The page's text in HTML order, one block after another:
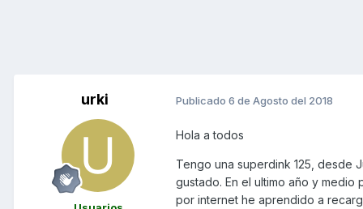
urki Publicado 6 de Agosto del 2018
Hola a todos
Tengo una superdink 125, desde
gustado. En el ultimo año y
por internet he aprendido a